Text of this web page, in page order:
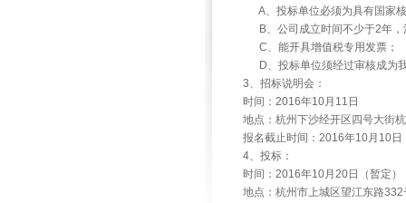
A、投标单位必须为具有国家
B、公司成立时间不少于2年，
C、能开具增值税专用发票；
D、投标单位须经过审核成为
3、招标说明会：
时间： 2016年10月 11 日
地点：杭州下沙经开区四号大街
报名截止时间： 2016年10月 10日
4、投标：
时间： 2016年10月 20日（暂定）
地点：杭州市上城区望江东路332